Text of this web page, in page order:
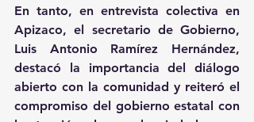
En tanto, en entrevista colectiva en
Apizaco, el secretario de Gobierno,
Luis Antonio Ramírez Hernández,
destacó la importancia del diálogo
abierto con la comunidad y reiteró el
compromiso del gobierno estatal con